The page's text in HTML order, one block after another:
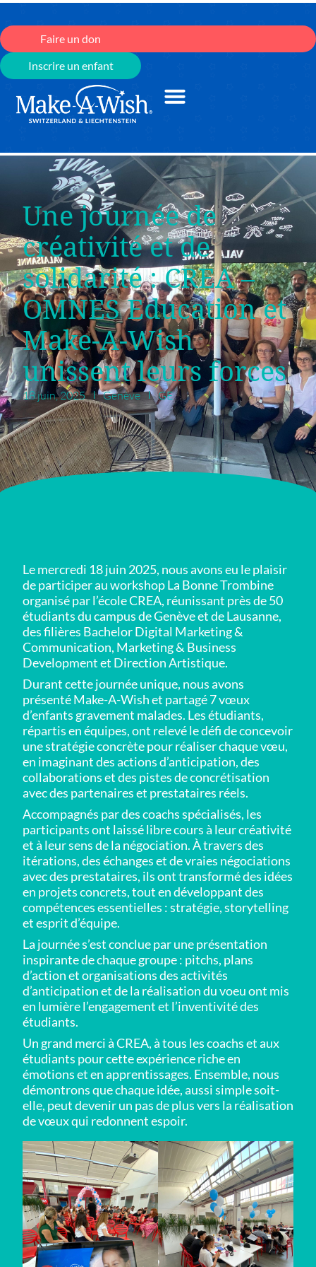
Faire un don
Inscrire un enfant
Une journée de
créativité et de
solidarité : CREA –
OMNES Education et
Make-A-Wish
unissent leurs forces
18 juin, 2025 Genève GE
Le mercredi 18 juin 2025, nous avons eu le plaisir
de participer au workshop La Bonne Trombine
organisé par l’école CREA, réunissant près de 50
étudiants du campus de Genève et de Lausanne,
des filières Bachelor Digital Marketing &
Communication, Marketing & Business
Development et Direction Artistique.
Durant cette journée unique, nous avons
présenté Make-A-Wish et partagé 7 vœux
d’enfants gravement malades. Les étudiants,
répartis en équipes, ont relevé le défi de concevoir
une stratégie concrète pour réaliser chaque vœu,
en imaginant des actions d’anticipation, des
collaborations et des pistes de concrétisation
avec des partenaires et prestataires réels.
Accompagnés par des coachs spécialisés, les
participants ont laissé libre cours à leur créativité
et à leur sens de la négociation. À travers des
itérations, des échanges et de vraies négociations
avec des prestataires, ils ont transformé des idées
en projets concrets, tout en développant des
compétences essentielles : stratégie, storytelling
et esprit d’équipe.
La journée s’est conclue par une présentation
inspirante de chaque groupe : pitchs, plans
d’action et organisations des activités
d’anticipation et de la réalisation du voeu ont mis
en lumière l’engagement et l’inventivité des
étudiants.
Un grand merci à CREA, à tous les coachs et aux
étudiants pour cette expérience riche en
émotions et en apprentissages. Ensemble, nous
démontrons que chaque idée, aussi simple soit-
elle, peut devenir un pas de plus vers la réalisation
de vœux qui redonnent espoir.